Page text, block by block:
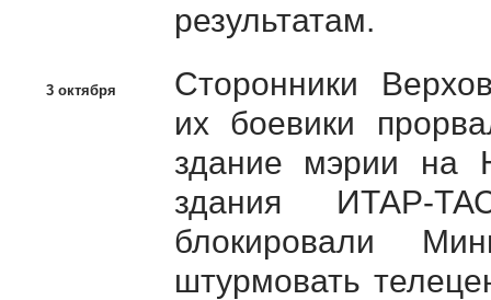
результатам.
3 октября
Сторонники
их боевики
здание мэрии на
здания ИТАР-
блокировали
штурмовать